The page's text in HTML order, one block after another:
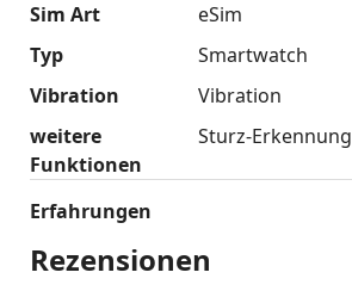
Sim Art
eSim
Typ
Smartwatch
Vibration
Vibration
weitere
Funktionen
Sturz-Erkennung
Erfahrungen
Rezensionen